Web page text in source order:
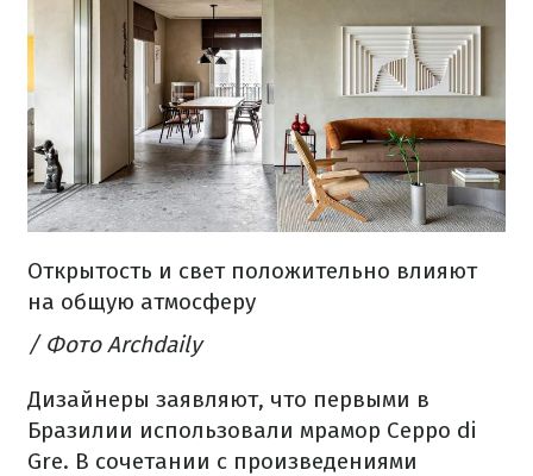
Открытость и свет положительно влияют
на общую атмосферу
/ Фото Archdaily
Дизайнеры заявляют, что первыми в
Бразилии использовали мрамор Ceppo di
Gre. В сочетании с произведениями